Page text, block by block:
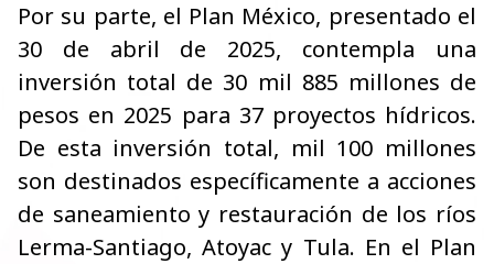
Por su parte, el Plan México, presentado el
30 de abril de 2025, contempla una
inversión total de 30 mil 885 millones de
pesos en 2025 para 37 proyectos hídricos.
De esta inversión total, mil 100 millones
son destinados específicamente a acciones
de saneamiento y restauración de los ríos
Lerma-Santiago, Atoyac y Tula. En el Plan